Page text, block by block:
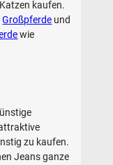
kaufen.
Großpferde und
wie
zu kaufen.
Jeans ganze